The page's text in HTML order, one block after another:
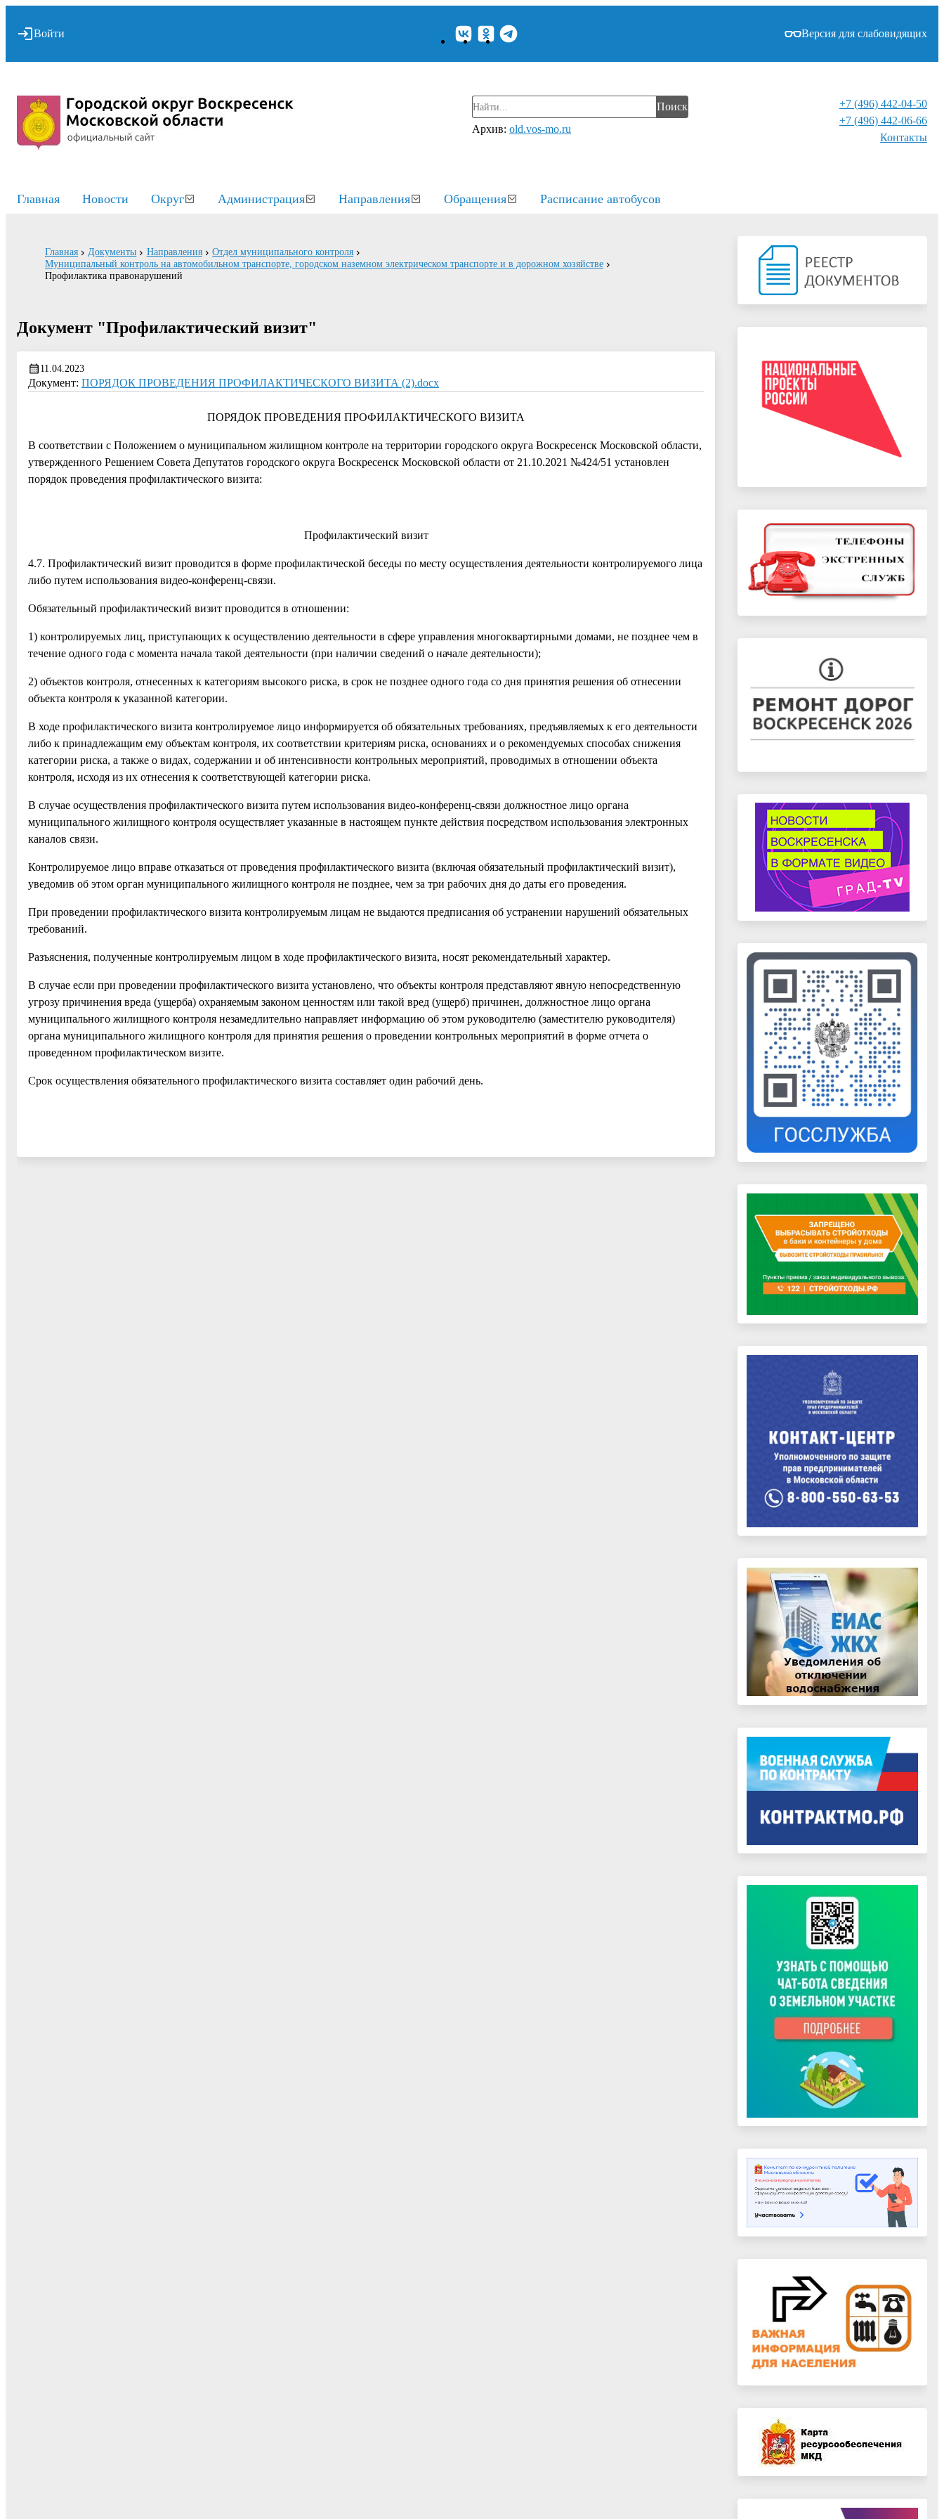
Войти Версия для слабовидящих
Поиск
Архив: old.vos-mo.ru
+7 (496) 442-04-50
+7 (496) 442-06-66
Контакты⁠
Главная Новости Округ Администрация Направления Обращения Расписание автобусов
Главная Документы Направления
Отдел муниципального контроля
Муниципальный контроль на автомобильном транспорте, городском наземном электрическом транспорте и в дорожном хозяйстве
Профилактика правонарушений
Документ "Профилактический визит"
11.04.2023
Документ: ПОРЯДОК ПРОВЕДЕНИЯ ПРОФИЛАКТИЧЕСКОГО ВИЗИТА (2).docx
ПОРЯДОК ПРОВЕДЕНИЯ ПРОФИЛАКТИЧЕСКОГО ВИЗИТА
В соответствии с Положением о муниципальном жилищном контроле на территории городского округа Воскресенск Московской области,
утвержденного Решением Совета Депутатов городского округа Воскресенск Московской области от 21.10.2021 №424/51 установлен
порядок проведения профилактического визита:
Профилактический визит
4.7. Профилактический визит проводится в форме профилактической беседы по месту осуществления деятельности контролируемого лица
либо путем использования видео-конференц-связи.
Обязательный профилактический визит проводится в отношении:
1) контролируемых лиц, приступающих к осуществлению деятельности в сфере управления многоквартирными домами, не позднее чем в
течение одного года с момента начала такой деятельности (при наличии сведений о начале деятельности);
2) объектов контроля, отнесенных к категориям высокого риска, в срок не позднее одного года со дня принятия решения об отнесении
объекта контроля к указанной категории.
В ходе профилактического визита контролируемое лицо информируется об обязательных требованиях, предъявляемых к его деятельности
либо к принадлежащим ему объектам контроля, их соответствии критериям риска, основаниях и о рекомендуемых способах снижения
категории риска, а также о видах, содержании и об интенсивности контрольных мероприятий, проводимых в отношении объекта
контроля, исходя из их отнесения к соответствующей категории риска.
В случае осуществления профилактического визита путем использования видео-конференц-связи должностное лицо органа
муниципального жилищного контроля осуществляет указанные в настоящем пункте действия посредством использования электронных
каналов связи.
Контролируемое лицо вправе отказаться от проведения профилактического визита (включая обязательный профилактический визит),
уведомив об этом орган муниципального жилищного контроля не позднее, чем за три рабочих дня до даты его проведения.
При проведении профилактического визита контролируемым лицам не выдаются предписания об устранении нарушений обязательных
требований.
Разъяснения, полученные контролируемым лицом в ходе профилактического визита, носят рекомендательный характер.
В случае если при проведении профилактического визита установлено, что объекты контроля представляют явную непосредственную
угрозу причинения вреда (ущерба) охраняемым законом ценностям или такой вред (ущерб) причинен, должностное лицо органа
муниципального жилищного контроля незамедлительно направляет информацию об этом руководителю (заместителю руководителя)
органа муниципального жилищного контроля для принятия решения о проведении контрольных мероприятий в форме отчета о
проведенном профилактическом визите.
Срок осуществления обязательного профилактического визита составляет один рабочий день.